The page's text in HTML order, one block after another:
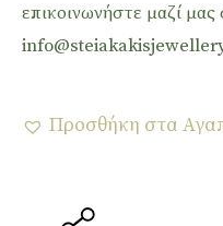
επικοινωνήστε μαζί μας
Προσθήκη στα